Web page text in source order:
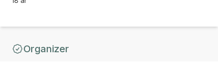
Organizer